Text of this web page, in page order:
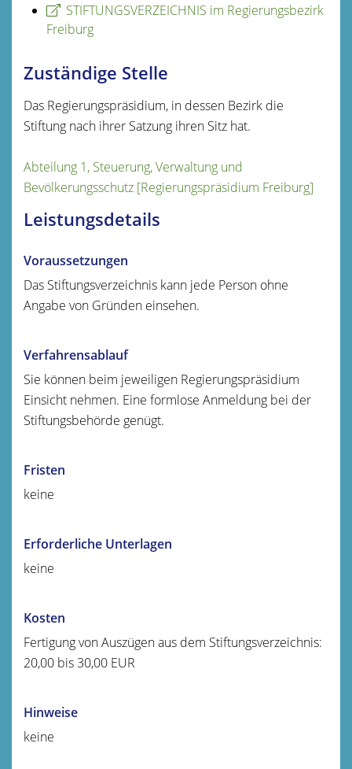
STIFTUNGSVERZEICHNIS im Regierungsbezirk
Freiburg
Zuständige Stelle
Das Regierungspräsidium, in dessen Bezirk die
Stiftung nach ihrer Satzung ihren Sitz hat.
Abteilung 1, Steuerung, Verwaltung und
Bevölkerungsschutz [Regierungspräsidium Freiburg]
Leistungsdetails
Voraussetzungen
Das Stiftungsverzeichnis kann jede Person ohne
Angabe von Gründen einsehen.
Verfahrensablauf
Sie können beim jeweiligen Regierungspräsidium
Einsicht nehmen. Eine formlose Anmeldung bei der
Stiftungsbehörde genügt.
Fristen
keine
Erforderliche Unterlagen
keine
Kosten
Fertigung von Auszügen aus dem Stiftungsverzeichnis:
20,00 bis 30,00 EUR
Hinweise
keine